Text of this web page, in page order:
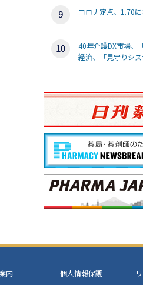
コロナ定点、
40年介護DX市場
経済、「見守りシ
内 個人情報保護